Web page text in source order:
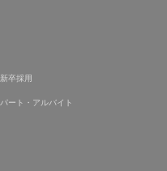
新卒採用
パート・アルバイト